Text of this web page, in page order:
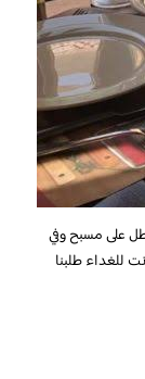
على مسبح وفي
للغداء طلبنا